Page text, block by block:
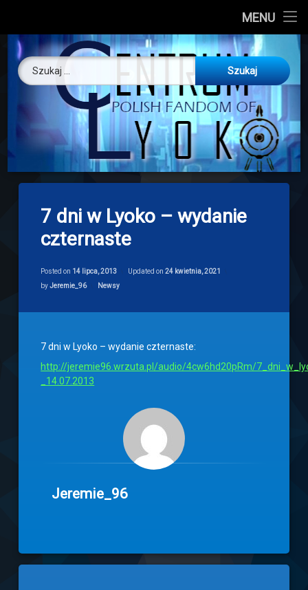
MENU
About us
O nas
Artykuły
Discord
Drogowskaz
Download
Skip
content
Centrum
Szukaj:
7 dni w Lyoko – wydanie
czternaste
Posted on 14 lipca, 2013 Updated on24 kwietnia, 2021
byJeremie_96 Categories:
Newsy
7 dni w Lyoko – wydanie czternaste:
http://jeremie96.wrzuta.pl/audio/4cw6hd20pRm/
_14.07.2013
Jeremie_96